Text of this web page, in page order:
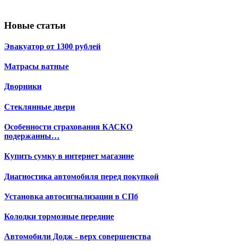
Новые статьи
Эвакуатор от 1300 рублей
Матрасы ватные
Дворники
Стеклянные двери
Особенности страхования КАСКО
подержанны…
Купить сумку в интернет магазине
Диагностика автомобиля перед покупкой
Установка автосигнализации в СПб
Колодки тормозные передние
Автомобили Додж - верх совершенства